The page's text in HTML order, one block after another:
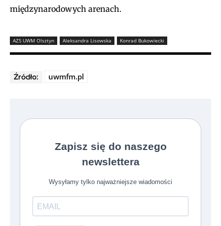
międzynarodowych arenach.
AZS UWM Olsztyn Aleksandra Lisowska Konrad Bukowiecki
Źródło: uwmfm.pl